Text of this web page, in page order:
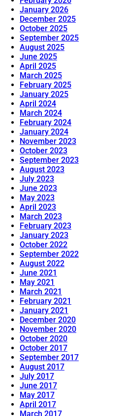
January 2026
December 2025
October 2025
September 2025
August 2025
June 2025
April 2025
March 2025
February 2025
January 2025
April 2024
March 2024
February 2024
January 2024
November 2023
October 2023
September 2023
August 2023
July 2023
June 2023
May 2023
April 2023
March 2023
February 2023
January 2023
October 2022
September 2022
August 2022
June 2021
May 2021
March 2021
February 2021
January 2021
December 2020
November 2020
October 2020
October 2017
September 2017
August 2017
July 2017
June 2017
May 2017
April 2017
March 2017